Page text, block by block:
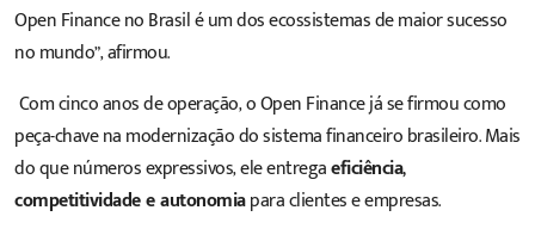
Open Finance no Brasil é um dos ecossistemas de maior sucesso
no mundo”, afirmou.
Com cinco anos de operação, o Open Finance já se firmou como
peça-chave na modernização do sistema financeiro brasileiro. Mais
do que números expressivos, ele entregaeficiência,
competitividade e autonomiapara clientes e empresas.